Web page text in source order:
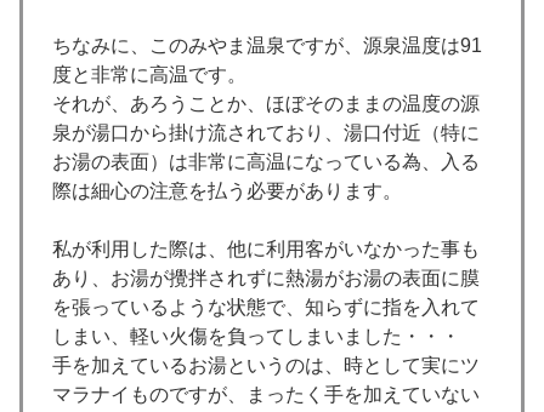
ちなみに、このみやま温泉ですが、源泉温度は91
度と非常に高温です。
それが、あろうことか、ほぼそのままの温度の源
泉が湯口から掛け流されており、湯口付近（特に
お湯の表面）は非常に高温になっている為、入る
際は細心の注意を払う必要があります。
私が利用した際は、他に利用客がいなかった事も
あり、お湯が攪拌されずに熱湯がお湯の表面に膜
を張っているような状態で、知らずに指を入れて
しまい、軽い火傷を負ってしまいました・・・
手を加えているお湯というのは、時として実にツ
マラナイものですが、まったく手を加えていない